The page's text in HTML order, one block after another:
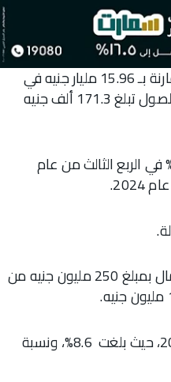
ديسمبر 2024، بزيادة قدرها %9 منذ بداية العام. ويعادل ذلك قيمة إجمالية لألصول تبلغ 171.3 ألف جنيه
أساس ربعي، فقد سجل صافي الربح 779 مليون جنيه، بنسبة نمو 207% في الربع الثالث من عام
وفي إطار عملية الطرح العام الأولي، استكملت الشركة إجراءات زيادة رأس المال بمبلغ 250 مليون جنيه من
وبلغت نسبة القروض إلى حقوق الملكية 1,031 مليون جنيه حتى سبتمبر 2025، حيث بلغت 8.6%، ونسبة